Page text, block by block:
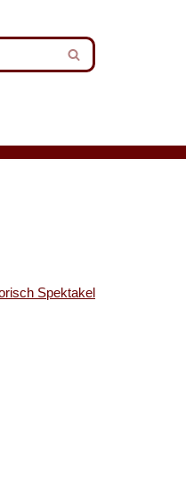
Spektakel